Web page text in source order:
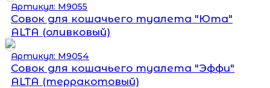
Артикул: М9055
Совок для кошачьего туалета "Юта"
ALTA (оливковый)
Артикул: М9054
Совок для кошачьего туалета "Эффи"
ALTA (терракотовый)